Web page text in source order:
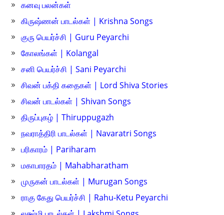
கனவு பலன்கள்
கிருஷ்ணன் பாடல்கள் | Krishna Songs
குரு பெயர்ச்சி | Guru Peyarchi
கோலங்கள் | Kolangal
சனி பெயர்ச்சி | Sani Peyarchi
சிவன் பக்தி கதைகள் | Lord Shiva Stories
சிவன் பாடல்கள் | Shivan Songs
திருப்புகழ் | Thiruppugazh
நவராத்திரி பாடல்கள் | Navaratri Songs
பரிகாரம் | Pariharam
மகாபாரதம் | Mahabharatham
முருகன் பாடல்கள் | Murugan Songs
ராகு கேது பெயர்ச்சி | Rahu-Ketu Peyarchi